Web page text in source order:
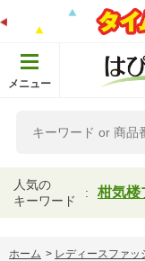
メニュー
人気の
キーワード
柑気楼
ホーム > レディースファッ